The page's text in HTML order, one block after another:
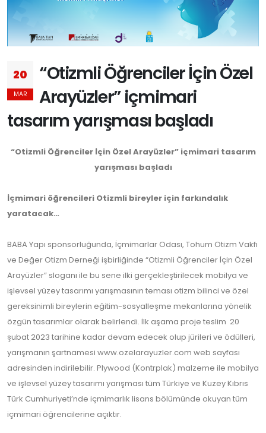
20
MAR
“Otizmli Öğrenciler İçin Özel
Arayüzler” içmimari
tasarım yarışması başladı
“Otizmli Öğrenciler İçin Özel Arayüzler” içmimari tasarım
yarışması başladı
İçmimari öğrencileri Otizmli bireyler için farkındalık
yaratacak…
BABA Yapı sponsorluğunda, İçmimarlar Odası, Tohum Otizm Vakfı
ve Değer Otizm Derneği işbirliğinde “Otizmli Öğrenciler İçin Özel
Arayüzler” sloganı ile bu sene ilki gerçekleştirilecek mobilya ve
işlevsel yüzey tasarımı yarışmasının teması otizm bilinci ve özel
gereksinimli bireylerin eğitim-sosyalleşme mekanlarına yönelik
özgün tasarımlar olarak belirlendi. İlk aşama proje teslim 20
şubat 2023 tarihine kadar devam edecek olup jürileri ve ödülleri,
yarışmanın şartnamesi www.ozelarayuzler.com web sayfası
adresinden indirilebilir. Plywood (Kontrplak) malzeme ile mobilya
ve işlevsel yüzey tasarımı yarışması tüm Türkiye ve Kuzey Kıbrıs
Türk Cumhuriyeti’nde içmimarlık lisans bölümünde okuyan tüm
içmimari öğrencilerine açıktır.